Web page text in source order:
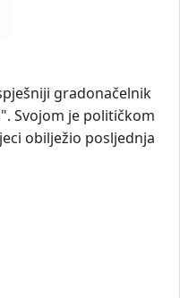
gradonačelnik
Svojom je političkom
obilježio posljednja